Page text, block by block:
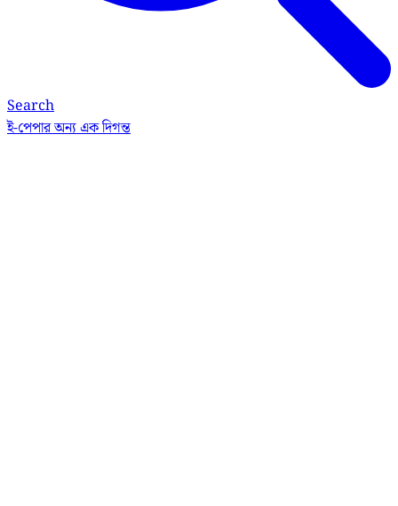
Search
ই-পেপারঅন্য এক দিগন্ত